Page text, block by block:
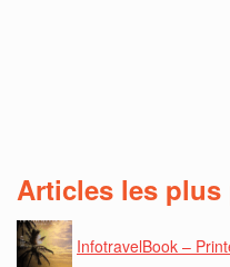
Articles les
InfotravelBook –